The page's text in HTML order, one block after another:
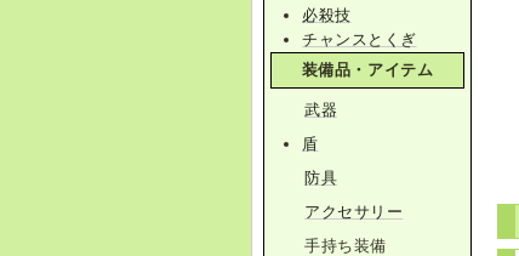
必殺技
チャンスとくぎ
装備品・アイテム
武器
盾
防具
アクセサリー
手持ち装備